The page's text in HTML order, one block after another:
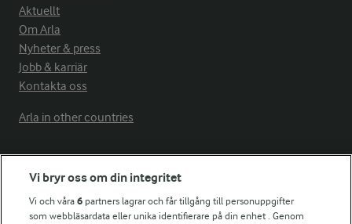
Aktuellt
Om Arla
Nyheter & press
Jobb & karriär
Kontakta oss
Arla in other countries
Fler Arlasajter
För ägare
Vi bryr oss om din integritet
Vi och våra6 partners lagrar och får tillgång till personuppgifter
som webbläsardata eller unika identifierare på din enhet . Genom